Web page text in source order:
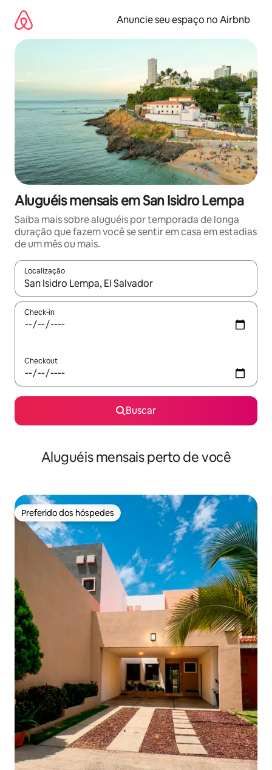
para
conteúdo
Anuncie seu espaço no Airbnb
Aluguéis mensais em San Isidro Lempa
Saiba mais sobre aluguéis por temporada de longa
duração que fazem você se sentir em casa em estadias
de um mês ou mais.
Localização
Quando os resultados estiverem disponíveis, explore-os
Check-in
Checkout
Buscar
Aluguéis mensais perto de você
Preferido dos hóspedes
Preferido dos hóspedes